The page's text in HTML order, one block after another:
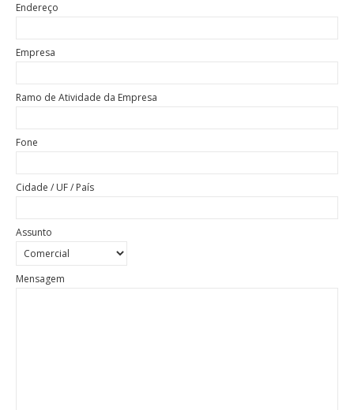
Endereço
Empresa
Ramo de Atividade da Empresa
Fone
Cidade / UF / País
Assunto
Mensagem